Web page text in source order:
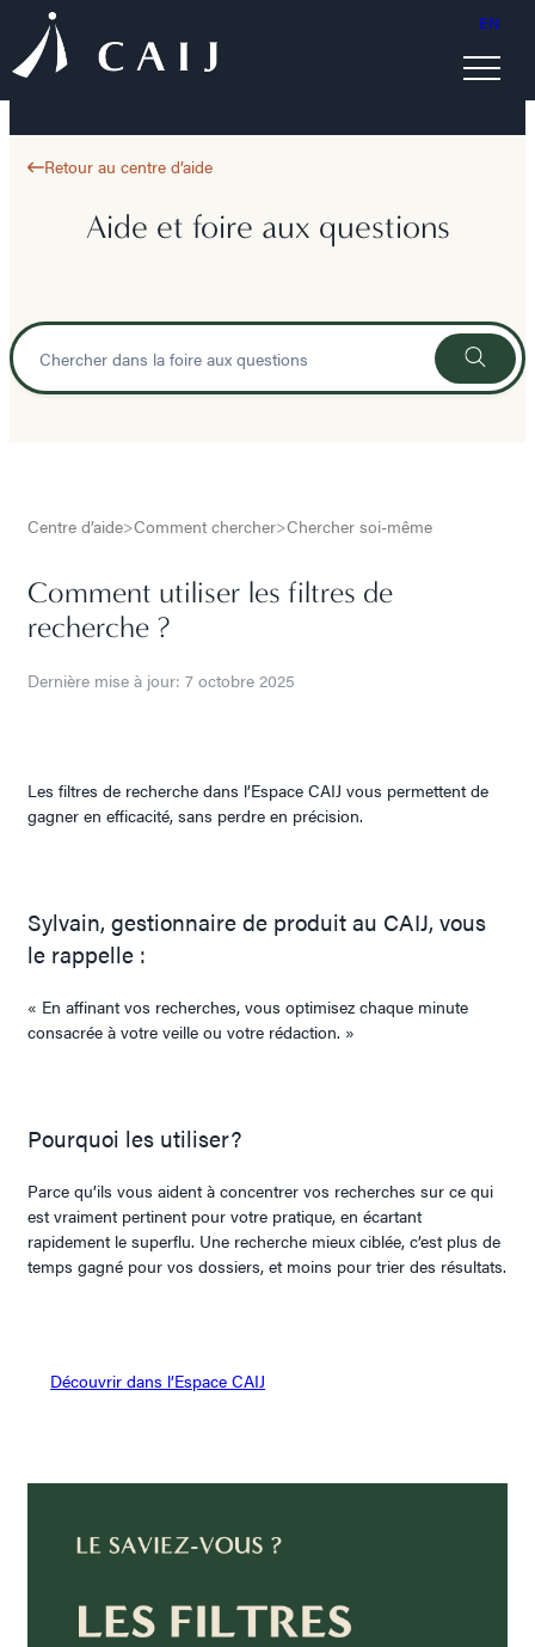
EN
Retour au centre d’aide
Aide et foire aux questions
Centre d’aide>Comment chercher>Chercher soi-même
Comment utiliser les filtres de
recherche ?
Dernière mise à jour: 7 octobre 2025
Les filtres de recherche dans l’Espace CAIJ vous permettent de
gagner en efficacité, sans perdre en précision.
Sylvain, gestionnaire de produit au CAIJ, vous
le rappelle :
« En affinant vos recherches, vous optimisez chaque minute
consacrée à votre veille ou votre rédaction. »
Pourquoi les utiliser?
Parce qu’ils vous aident à concentrer vos recherches sur ce qui
est vraiment pertinent pour votre pratique, en écartant
rapidement le superflu. Une recherche mieux ciblée, c’est plus de
temps gagné pour vos dossiers, et moins pour trier des résultats.
Découvrir dans l’Espace CAIJ